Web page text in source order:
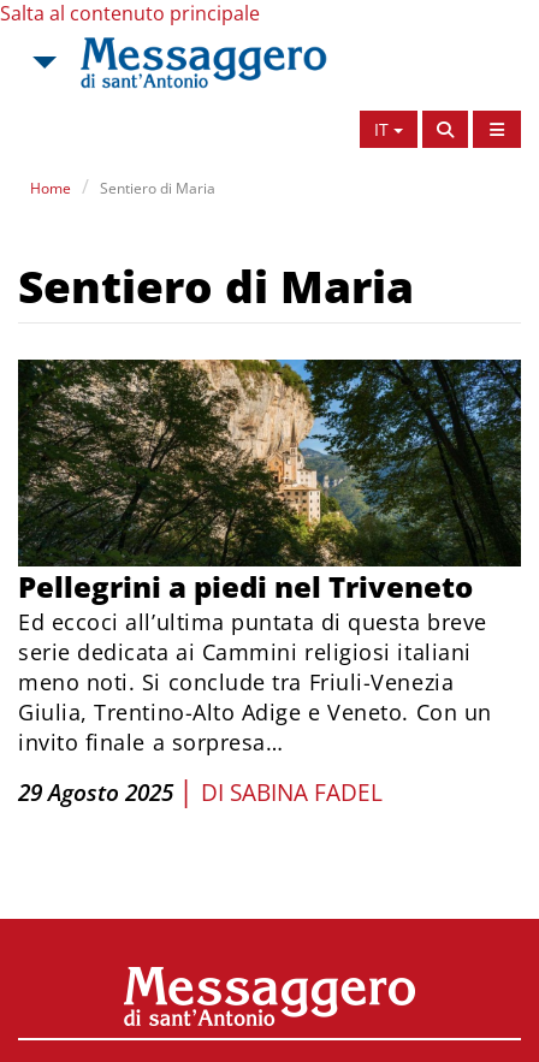
Salta al contenuto principale
IT
Home Sentiero di Maria
Sentiero di Maria
Pellegrini a piedi nel Triveneto
Ed eccoci all’ultima puntata di questa breve
serie dedicata ai Cammini religiosi italiani
meno noti. Si conclude tra Friuli-Venezia
Giulia, Trentino-Alto Adige e Veneto. Con un
invito finale a sorpresa…
29 Agosto 2025 | DI SABINA FADEL